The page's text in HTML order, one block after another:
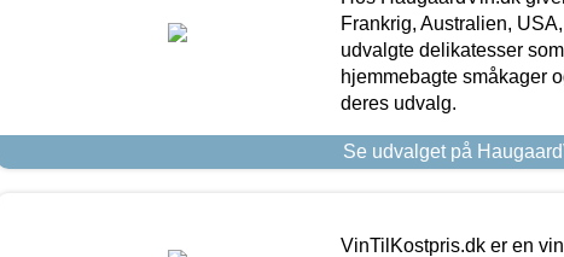
Frankrig, Australien,
udvalgte delikatesser
hjemmebagte småkager
deres udvalg.
Se udvalget på
VinTilKostpris.dk er en